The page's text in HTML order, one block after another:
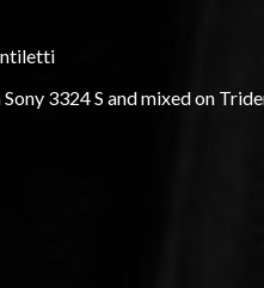
3324 S and mixed on